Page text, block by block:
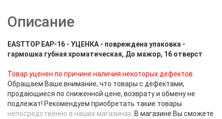
Описание
EASTTOP EAP-16 - УЦЕНКА - повреждена упаковка -
гармошка губная хроматическая, До мажор, 16 отверст
Товар уценен по причине наличия некоторых дефектов.
Обращаем Ваше внимание, что товары с дефектами,
продающиеся по сниженной цене, возврату и обмену не
подлежат! Рекомендуем приобретать такие товары
непосредственно в наших магазинах . В магазине Вы сможете